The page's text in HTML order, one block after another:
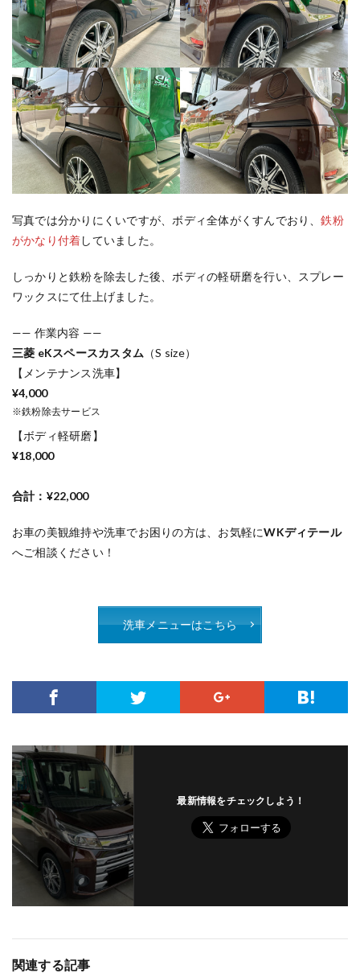
写真では分かりにくいですが、ボディ全体がくすんでおり、鉄粉
がかなり付着していました。
しっかりと鉄粉を除去した後、ボディの軽研磨を行い、スプレー
ワックスにて仕上げました。
—— 作業内容 ——
三菱 eKスペースカスタム （S size）
【メンテナンス洗車】
¥4,000
※鉄粉除去サービス
【ボディ軽研磨】
¥18,000
合計：¥22,000
お車の美観維持や洗車でお困りの方は、お気軽にWKディテール
へご相談ください！
洗車メニューはこちら
最新情報をチェックしよう！
関連する記事